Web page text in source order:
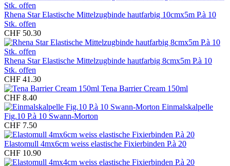
Rhena Star Elastische Mittelzugbinde hautfarbig 10cmx5m P.à 10
Stk. offen
CHF 50.30
Rhena Star Elastische Mittelzugbinde hautfarbig 8cmx5m P.à 10
Stk. offen
CHF 41.30
Tena Barrier Cream 150ml
CHF 8.40
Einmalskalpelle
Fig.10 P.à 10 Swann-Morton
CHF 7.50
Elastomull 4mx6cm weiss elastische Fixierbinden P.à 20
CHF 10.90